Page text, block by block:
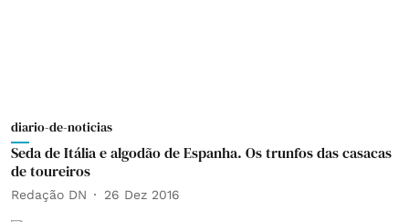
diario-de-noticias
Seda de Itália e algodão de Espanha. Os trunfos das casacas
de toureiros
Redação DN 26 Dez 2016